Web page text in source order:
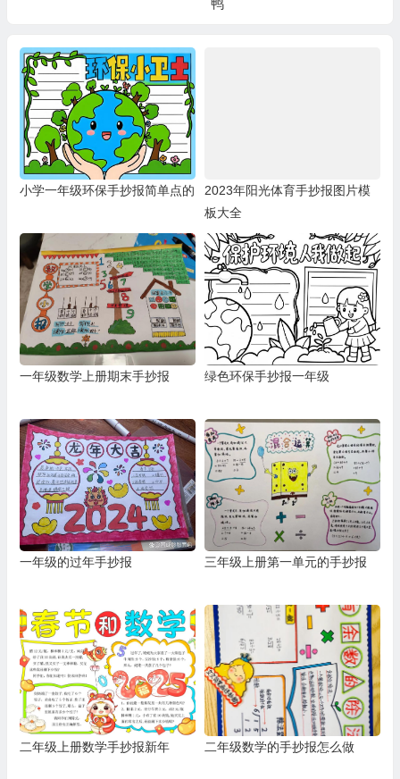
小学一年级环保手抄报简单点的
2023年阳光体育手抄报图片模
板大全
一年级数学上册期末手抄报 绿色环保手抄报一年级
一年级的过年手抄报 三年级上册第一单元的手抄报
二年级上册数学手抄报新年 二年级数学的手抄报怎么做